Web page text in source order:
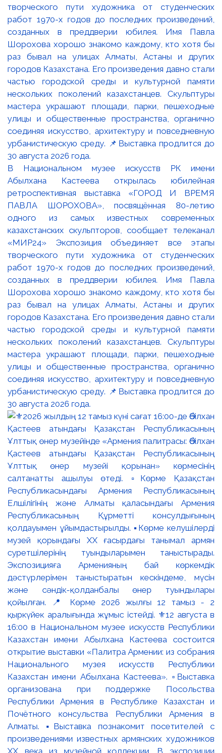
В Национальном музее искусств РК имени
Абылхана Кастеева открылась юбилейная
ретроспективная выставка «ГОРОД И ВРЕМЯ
ПАВЛА ШОРОХОВА», посвящённая 80-летию
одного из самых известных современных
казахстанских скульпторов, сообщает телеканал
«МИР24» Экспозиция объединяет все этапы
творческого пути художника от студенческих
работ 1970-х годов до последних произведений,
созданных в преддверии юбилея. Имя Павла
Шорохова хорошо знакомо каждому, кто хотя бы
раз бывал на улицах Алматы, Астаны и других
городов Казахстана. Его произведения давно стали
частью городской среды и культурной памяти
нескольких поколений казахстанцев. Скульптуры
мастера украшают площади, парки, пешеходные
улицы и общественные пространства, органично
соединяя искусство, архитектуру и повседневную
урбанистическую среду. 📌Выставка продлится до
30 августа 2026 года.